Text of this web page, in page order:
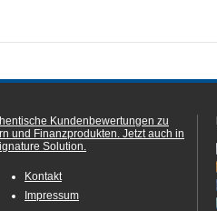
Kundenbewertungen zu
und Finanzprodukten. Jetzt auch in
Solution.
Kontakt
Impressum